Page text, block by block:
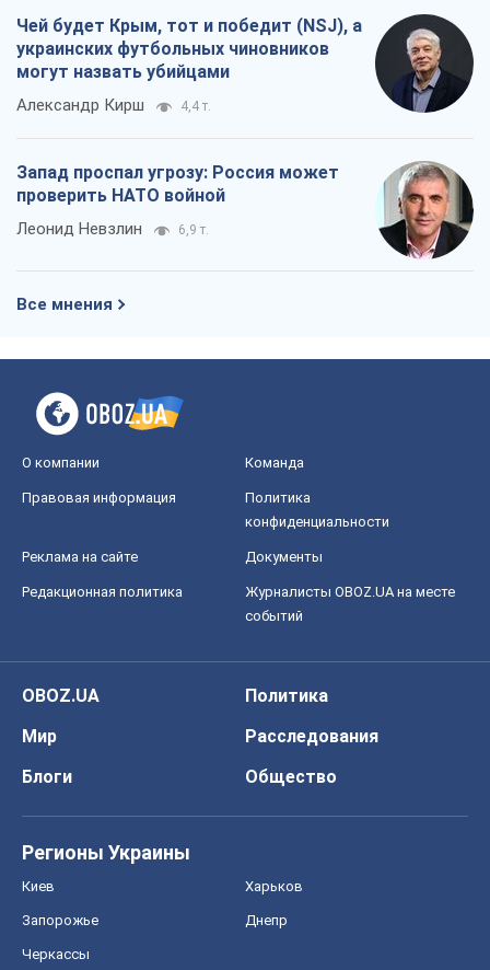
Чей будет Крым, тот и победит (NSJ), а
украинских футбольных чиновников
могут назвать убийцами
Александр Кирш 4,4 т.
Запад проспал угрозу: Россия может
проверить НАТО войной
Леонид Невзлин 6,9 т.
Все мнения
О компании Команда
Правовая информация
Политика
конфиденциальности
Реклама на сайте Документы
Редакционная политика
Журналисты OBOZ.UA на месте
событий
OBOZ.UA
Политика
Мир
Расследования
Блоги
Общество
Регионы Украины
Киев Харьков
Запорожье Днепр
Черкассы